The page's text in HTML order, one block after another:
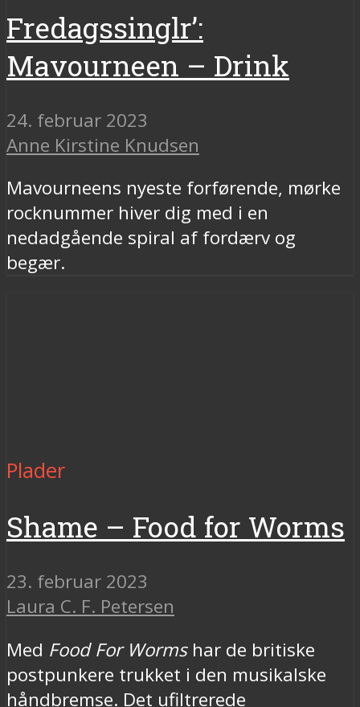
Fredagssinglr’:
Mavourneen – Drink
24. februar 2023
Anne Kirstine Knudsen
Mavourneens nyeste forførende, mørke
rocknummer hiver dig med i en
nedadgående spiral af fordærv og
begær.
Plader
Shame – Food for Worms
23. februar 2023
Laura C. F. Petersen
Med Food For Wormshar de britiske
postpunkere trukket i den musikalske
håndbremse. Det ufiltrerede